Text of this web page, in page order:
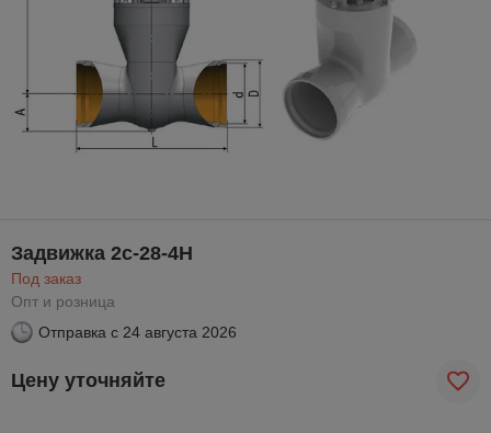
Задвижка 2с-28-4Н
Под заказ
Опт и розница
Отправка с 24 августа 2026
Цену уточняйте